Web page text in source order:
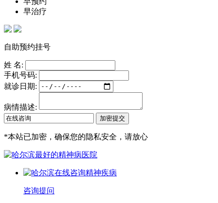
早治疗
自助预约挂号
姓 名:
手机号码:
就诊日期:
病情描述:
*本站已加密，确保您的隐私安全，请放心
咨询提问